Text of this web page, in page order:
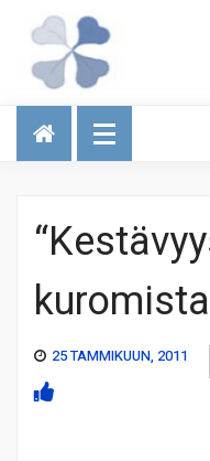
Talous
kuromista
25 TAMMIKUUN, 2011